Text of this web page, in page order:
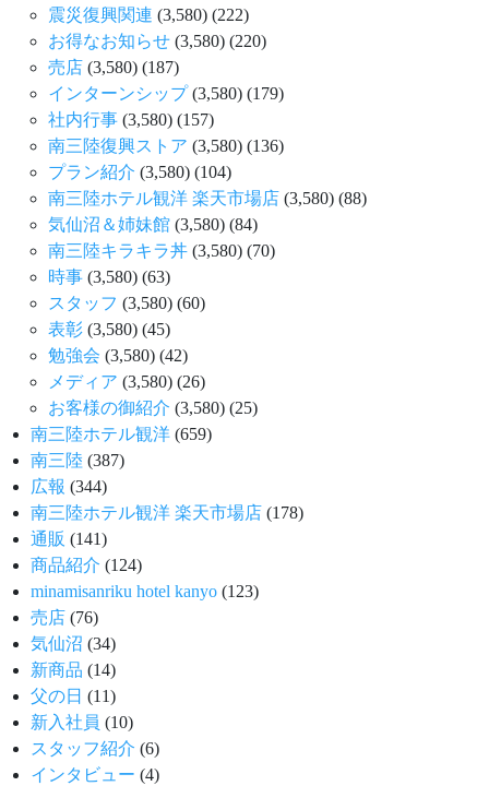
震災復興関連 (3,580) (222)
お得なお知らせ (3,580) (220)
売店 (3,580) (187)
インターンシップ(3,580) (179)
社内行事 (3,580) (157)
南三陸復興ストア (3,580) (136)
プラン紹介 (3,580) (104)
南三陸ホテル観洋 楽天市場店 (3,580) (88)
気仙沼＆姉妹館 (3,580) (84)
南三陸キラキラ丼 (3,580) (70)
時事 (3,580) (63)
スタッフ (3,580) (60)
表彰 (3,580) (45)
勉強会 (3,580) (42)
メディア (3,580) (26)
お客様の御紹介 (3,580) (25)
南三陸ホテル観洋 (659)
南三陸 (387)
広報 (344)
南三陸ホテル観洋 楽天市場店 (178)
通販 (141)
商品紹介 (124)
minamisanriku hotel kanyo (123)
売店 (76)
気仙沼 (34)
新商品 (14)
父の日 (11)
新入社員 (10)
スタッフ紹介 (6)
インタビュー (4)